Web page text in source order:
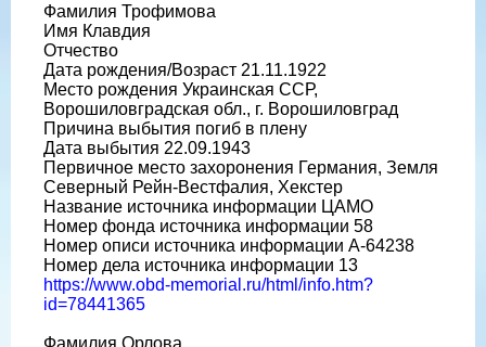
Фамилия Трофимова
Имя Клавдия
Отчество
Дата рождения/Возраст 21.11.1922
Место рождения Украинская ССР,
Ворошиловградская обл., г. Ворошиловград
Причина выбытия погиб в плену
Дата выбытия 22.09.1943
Первичное место захоронения Германия, Земля
Северный Рейн-Вестфалия, Хекстер
Название источника информации ЦАМО
Номер фонда источника информации 58
Номер описи источника информации A-64238
Номер дела источника информации 13
https://www.obd-memorial.ru/html/info.htm?
id=78441365
Фамилия Орлова